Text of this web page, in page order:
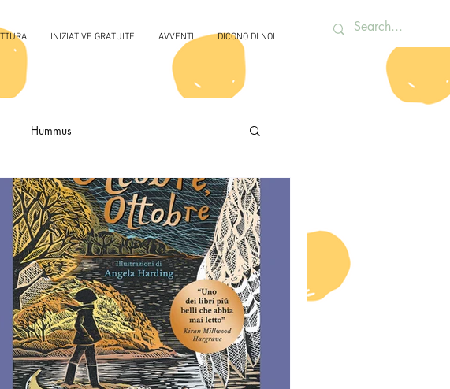
INIZIATIVE GRATUITE AVVENTI DICONO DI NOI
Hummus